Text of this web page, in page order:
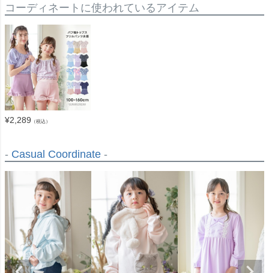
コーディネートに使われているアイテム
¥2,289 （税込）
- Casual Coordinate -